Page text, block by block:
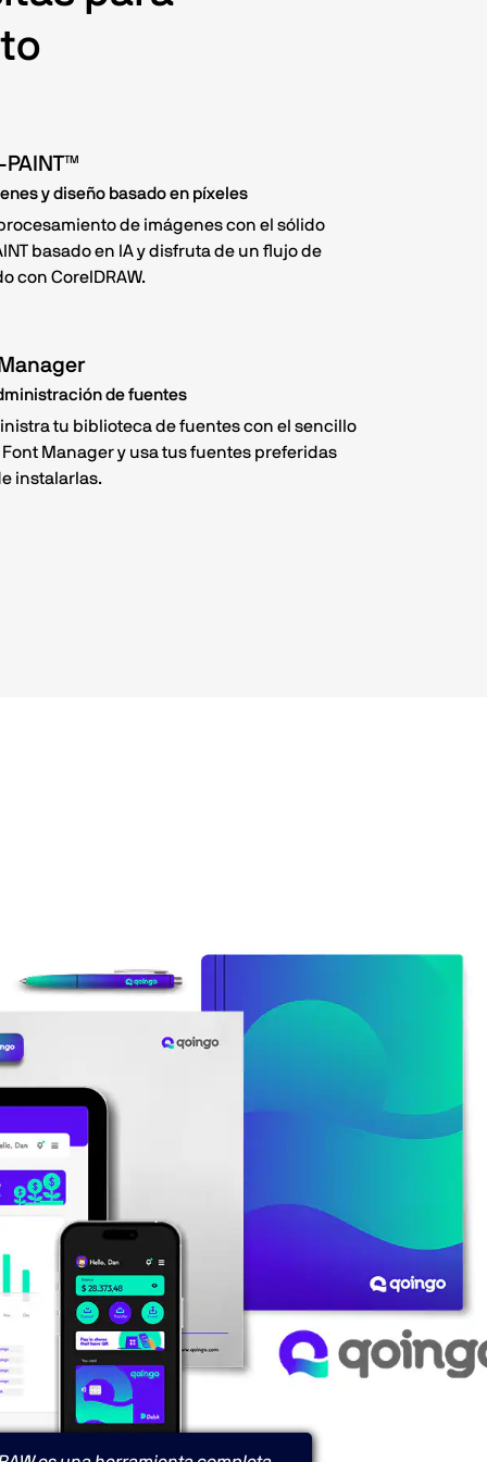
PAINT™
y diseño basado en píxeles
de imágenes con el sólido
basado en IA y disfruta de un flujo de
con CorelDRAW.
de fuentes
tu biblioteca de fuentes con el sencillo
Manager y usa tus fuentes preferidas
instalarlas.